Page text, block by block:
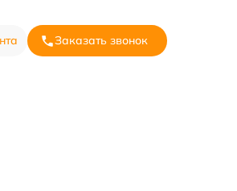
Заказать звонок